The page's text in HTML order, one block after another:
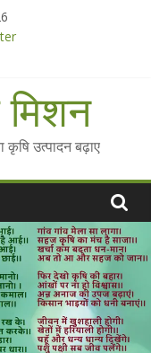
Krishi Promotions
26
कृषि उत्पादन बढ़ाए